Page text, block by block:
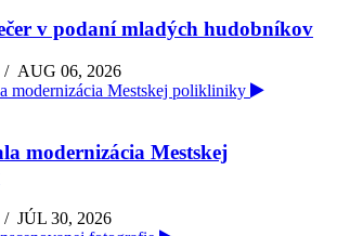
v podaní mladých hudobníkov
/AUG 06, 2026
modernizácia Mestskej
/JÚL 30, 2026